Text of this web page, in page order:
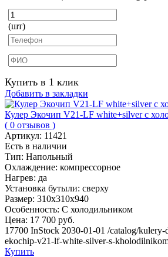
(шт)
Купить в 1 клик
Добавить в закладки
Кулер Экочип V21-LF white+silver с
( 0 отзывов )
Артикул: 11421
Есть в наличии
Тип: Напольный
Охлаждение: компрессорное
Нагрев: да
Установка бутыли: сверху
Размер: 310х310х940
Особенность: С холодильником
Цена: 17 700 руб.
17700 InStock 2030-01-01 /catalog/
ekochip-v21-lf-white-silver-s-
Купить